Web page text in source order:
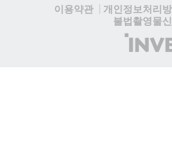
이용약관
개인정보처리
불법촬영물
(
인